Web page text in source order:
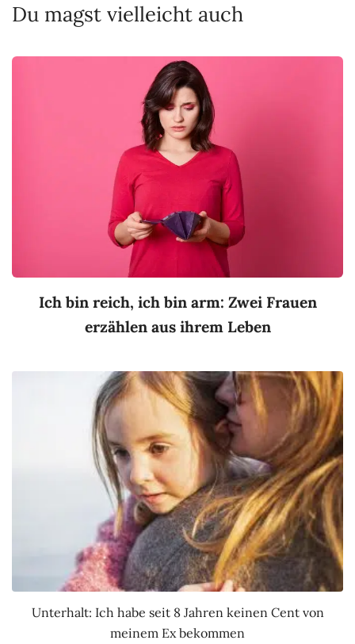
Du magst vielleicht auch
Ich bin reich, ich bin arm: Zwei Frauen
erzählen aus ihrem Leben
Unterhalt: Ich habe seit 8 Jahren keinen Cent von
meinem Ex bekommen